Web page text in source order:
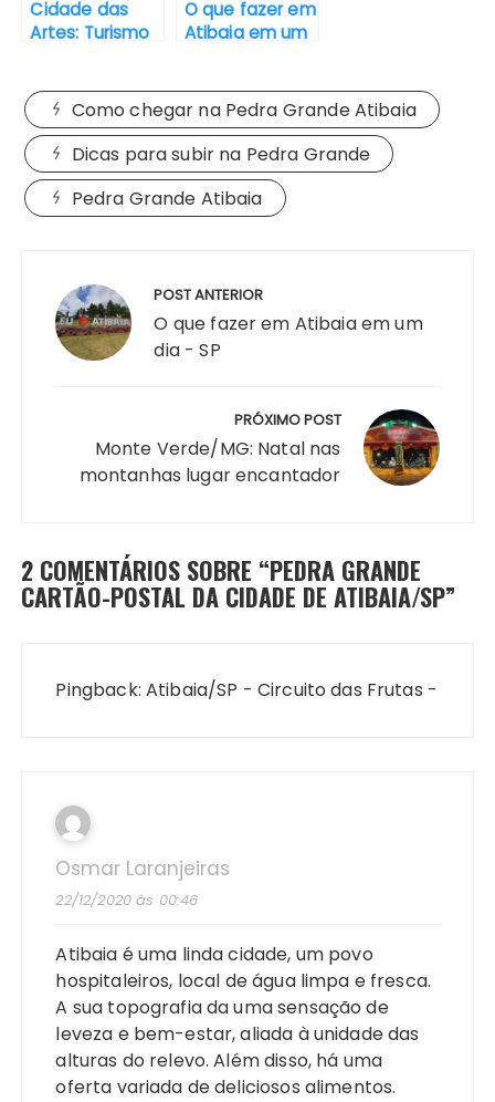
Cidade das
Artes: Turismo
SP
O que fazer em
Atibaia em um
Como chegar na Pedra Grande Atibaia
Dicas para subir na Pedra Grande
Pedra Grande Atibaia
Post
POST ANTERIOR
O que fazer em Atibaia em um
dia - SP
PRÓXIMO POST
Monte Verde/MG: Natal nas
montanhas lugar encantador
2 COMENTÁRIOS SOBRE “PEDRA GRANDE
CARTÃO-POSTAL DA CIDADE DE ATIBAIA/SP”
Pingback: Atibaia/SP - Circuito das Frutas -
Osmar Laranjeiras
22/12/2020 às 00:46
Atibaia é uma linda cidade, um povo
hospitaleiros, local de água limpa e fresca.
A sua topografia da uma sensação de
leveza e bem-estar, aliada à unidade das
alturas do relevo. Além disso, há uma
oferta variada de deliciosos alimentos.